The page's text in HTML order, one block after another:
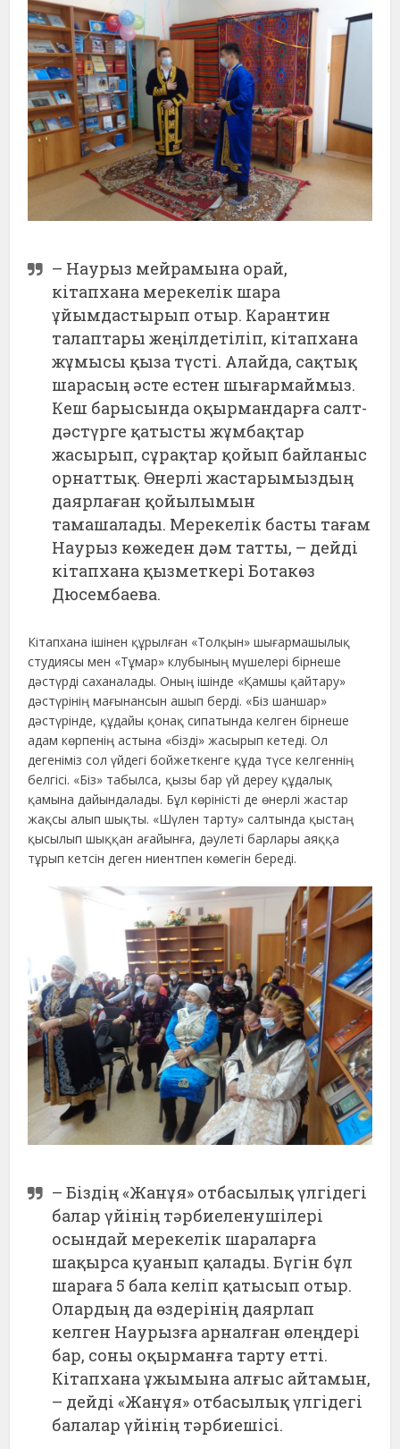
– Наурыз мейрамына орай,
кітапхана мерекелік шара
ұйымдастырып отыр. Карантин
талаптары жеңілдетіліп, кітапхана
жұмысы қыза түсті. Алайда, сақтық
шарасың әсте естен шығармаймыз.
Кеш барысында оқырмандарға салт-
дәстүрге қатысты жұмбақтар
жасырып, сұрақтар қойып байланыс
орнаттық. Өнерлі жастарымыздың
даярлаған қойылымын
тамашалады. Мерекелік басты тағам
Наурыз көжеден дәм татты, – дейді
кітапхана қызметкері Ботакөз
Дюсембаева.
Кітапхана ішінен құрылған «Толқын» шығармашылық
студиясы мен «Тұмар» клубының мүшелері бірнеше
дәстүрді саханалады. Оның ішінде «Қамшы қайтару»
дәстүрінің мағынансын ашып берді. «Біз шаншар»
дәстүрінде, құдайы қонақ сипатында келген бірнеше
адам көрпенің астына «бізді» жасырып кетеді. Ол
дегеніміз сол үйдегі бойжеткенге құда түсе келгеннің
белгісі. «Біз» табылса, қызы бар үй дереу құдалық
қамына дайындалады. Бұл көріністі де өнерлі жастар
жақсы алып шықты. «Шүлен тарту» салтында қыстаң
қысылып шыққан ағайынға, дәулеті барлары аяққа
тұрып кетсін деген ниентпен көмегін береді.
– Біздің «Жанұя» отбасылық үлгідегі
балар үйінің тәрбиеленушілері
осындай мерекелік шараларға
шақырса қуанып қалады. Бүгін бұл
шараға 5 бала келіп қатысып отыр.
Олардың да өздерінің даярлап
келген Наурызға арналған өлеңдері
бар, соны оқырманға тарту етті.
Кітапхана ұжымына алғыс айтамын,
– дейді «Жанұя» отбасылық үлгідегі
балалар үйінің тәрбиешісі.